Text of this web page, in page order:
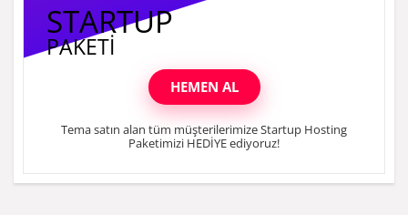
STARTUP
PAKETI
HEMEN AL
Tema satın alan tüm müşterilerimize Startup Hosting
Paketimizi HEDİYE ediyoruz!